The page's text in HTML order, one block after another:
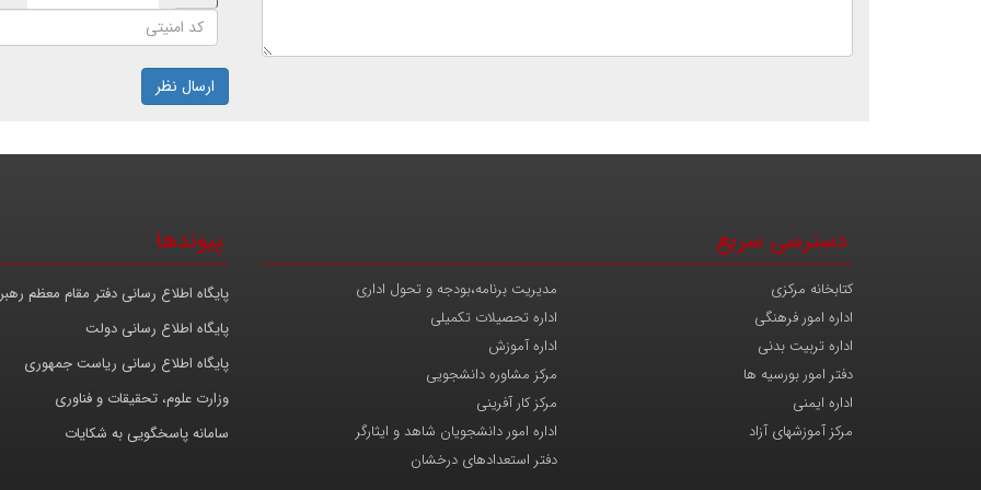
ارسال نظر
دسترسی سریع
مدیریت برنامه،بودجه و تحول اداری
کتابخانه مرکزی
اداره تحصیلات تکمیلی
اداره امور فرهنگی
اداره آموزش
اداره تربیت بدنی
مرکز مشاوره دانشجویی
دفتر امور بورسیه ها
مرکز کار آفرینی
اداره ایمنی
اداره امور دانشجویان شاهد و ایثارگر
مرکز آموزشهای آزاد
دفتر استعدادهای درخشان
پیوندها
پایگاه اطلاع رسانی دفتر مقام معظم
پایگاه اطلاع رسانی دولت
پایگاه اطلاع رسانی ریاست جمهوری
وزارت علوم، تحقیقات و فناوری
سامانه پاسخگویی به شکایات